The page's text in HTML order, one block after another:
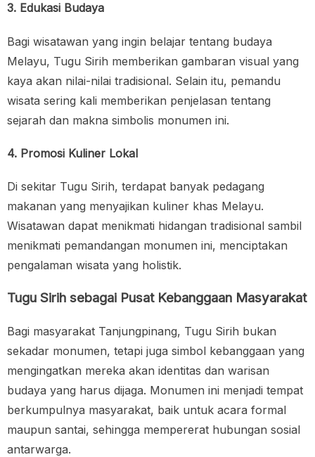
3. Edukasi Budaya
Bagi wisatawan yang ingin belajar tentang budaya
Melayu, Tugu Sirih memberikan gambaran visual yang
kaya akan nilai-nilai tradisional. Selain itu, pemandu
wisata sering kali memberikan penjelasan tentang
sejarah dan makna simbolis monumen ini.
4. Promosi Kuliner Lokal
Di sekitar Tugu Sirih, terdapat banyak pedagang
makanan yang menyajikan kuliner khas Melayu.
Wisatawan dapat menikmati hidangan tradisional sambil
menikmati pemandangan monumen ini, menciptakan
pengalaman wisata yang holistik.
Tugu Sirih sebagai Pusat Kebanggaan Masyarakat
Bagi masyarakat Tanjungpinang, Tugu Sirih bukan
sekadar monumen, tetapi juga simbol kebanggaan yang
mengingatkan mereka akan identitas dan warisan
budaya yang harus dijaga. Monumen ini menjadi tempat
berkumpulnya masyarakat, baik untuk acara formal
maupun santai, sehingga mempererat hubungan sosial
antarwarga.